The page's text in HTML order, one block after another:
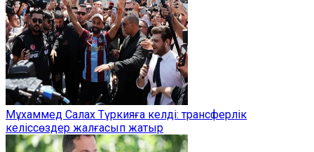
Мұхаммед Салах Түркияға келді: трансферлік
келіссөздер жалғасып жатыр